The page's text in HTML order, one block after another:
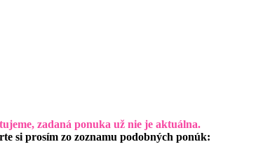
zadaná ponuka už nie je aktuálna.
si prosím zo zoznamu podobných ponúk: